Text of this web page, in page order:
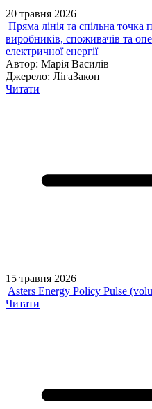
20 травня 2026
Пряма лінія та спільна
виробників, споживачів та
електричної енергії
Автор: Марія Василів
Джерело: ЛігаЗакон
Читати
15 травня 2026
Asters Energy Policy Pulse
Читати